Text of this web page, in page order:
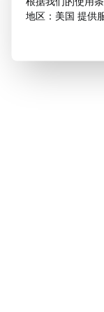
地区：美国 提供